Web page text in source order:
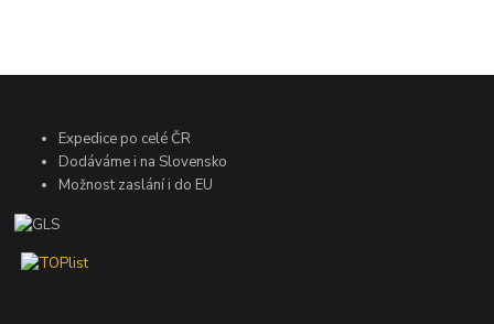
Expedice po celé ČR
Dodáváme i na Slovensko
Možnost zaslání i do EU